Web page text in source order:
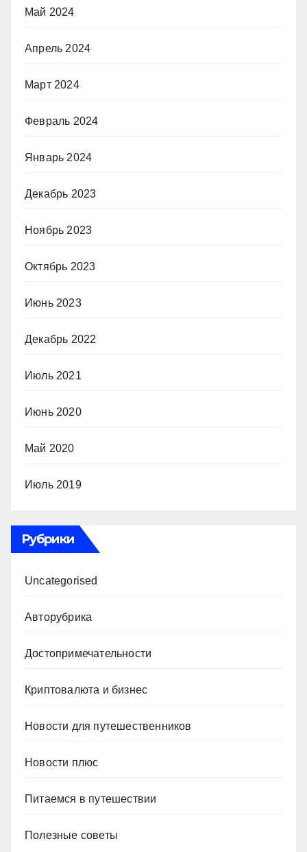
Май 2024
Апрель 2024
Март 2024
Февраль 2024
Январь 2024
Декабрь 2023
Ноябрь 2023
Октябрь 2023
Июнь 2023
Декабрь 2022
Июль 2021
Июнь 2020
Май 2020
Июль 2019
Рубрики
Uncategorised
Авторубрика
Достопримечательности
Криптовалюта и бизнес
Новости для путешественников
Новости плюс
Питаемся в путешествии
Полезные советы